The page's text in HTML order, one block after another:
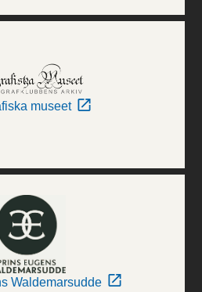
museet
Waldemarsudde